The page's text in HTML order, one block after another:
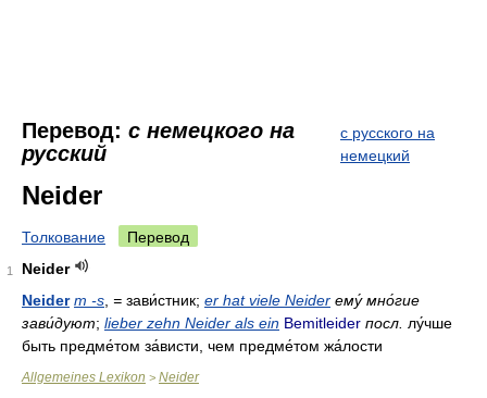
Перевод: с немецкого на
русский
с русского на
немецкий
Neider
Толкование Перевод
1
Neider
Neider m -s = зави́стник; er hat viele Neider ему́ мно́гие
зави́дуют; lieber zehn Neider als ein Bemitleider посл. лу́чше
быть предме́том за́висти, чем предме́том жа́лости
Allgemeines Lexikon > Neider